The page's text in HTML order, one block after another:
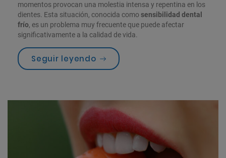
momentos provocan una molestia intensa y repentina en los
dientes. Esta situación, conocida como sensibilidad dental
frío, es un problema muy frecuente que puede afectar
significativamente a la calidad de vida.
Seguir leyendo«Sensibilidad dental frío: por